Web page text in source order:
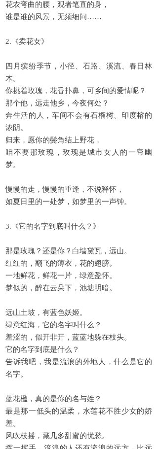
花农弯曲的腰，观者笔直的身，
谁是谁的风景，无须细问……
2.《卖花女》
四月缤纷季节，小径、石路、溪流、春日林
木。
你挑着玫瑰，花香扑鼻，可乡间的爱情呢？
那个他，远走他乡，今夜何处？
奔生活的人，车间不会有石榴树、印度榕的
浓阴。
归来，愿你的鬓角结上野花，
咱不要那玫瑰，玫瑰是城市女人的一帘幽
梦。
慢慢的走，慢慢的重逢，不说释怀，
如夏日里的一处梦，如梦里的一声钟。
3.《它的名字到底叫什么？》
那是玫瑰？还是你？白墙黛瓦，远山。
红红的，翻飞的薄衣，花的翅膀。
一地鲜花，鲜花一片，绿意盈怀。
梦似的，醉在云朵下，池塘明暗。
远山土坡，有蓝色妖姬。
绿意红海，它的名字叫什么？
羞涩的，似开非开，蓝蓝地躲在枝头。
它的名字到底是什么？
告诉我吧，我是流浪的外地人，什么是它的
名字。
蓝花楹，真的是你的名与姓？
最是那一低头的温柔，水莲花不胜少女的娇
羞。
风吹枝摇，藏几多甜蜜的忧愁。